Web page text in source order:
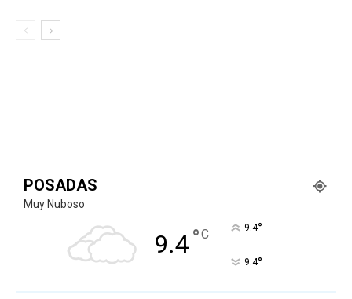
POSADAS
Muy Nuboso
9.4°C 9.4°
9.4°